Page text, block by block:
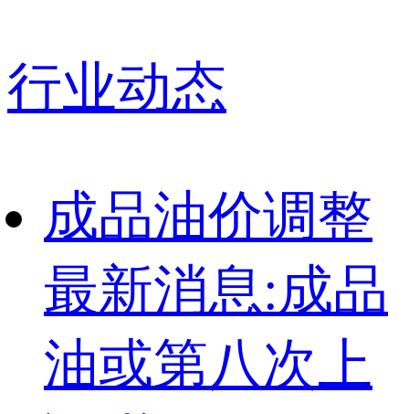
行业动态
成品油价调整
最新消息:成品
油或第八次上